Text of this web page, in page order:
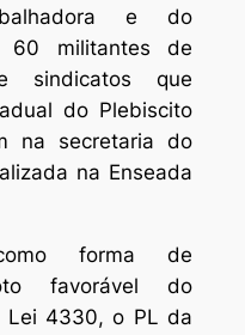
e do
60 militantes de
sindicatos que
do Plebiscito
na secretaria do
na Enseada
forma de
favorável do
Lei 4330, o PL da